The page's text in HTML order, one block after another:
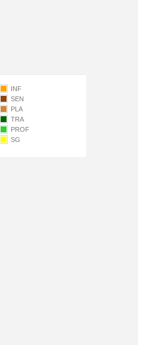
INF
SEN
PLA
TRA
PROF
SG